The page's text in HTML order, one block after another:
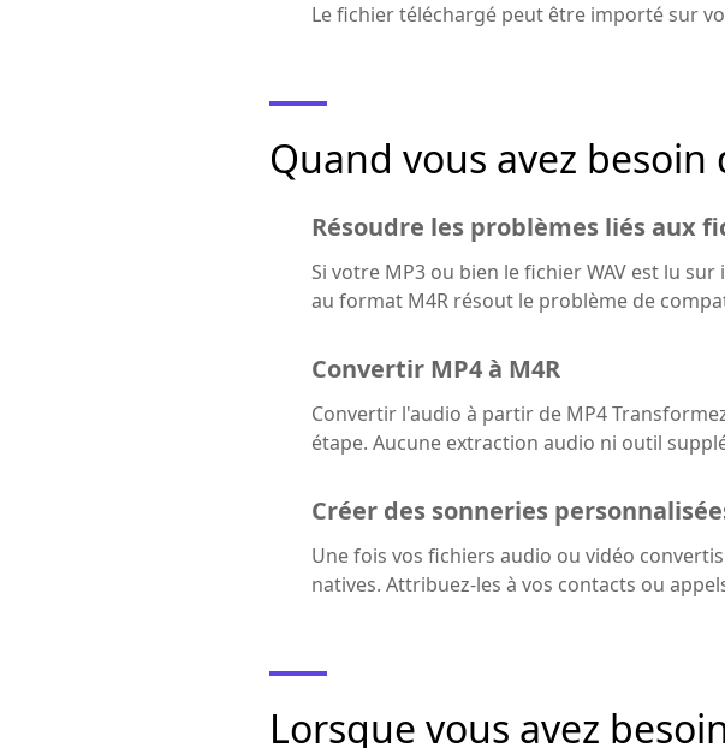
Le fichier téléchargé peut être importé sur
Quand vous avez
Résoudre les problèmes liés aux
Si votre MP3 ou bien le fichier WAV est lu
au format M4R résout le problème de
Convertir MP4 à M4R
Convertir l'audio à partir de MP4
étape. Aucune extraction audio ni outil
Créer des sonneries
Une fois vos fichiers audio ou vidéo
natives. Attribuez-les à vos contacts ou
Lorsque vous avez